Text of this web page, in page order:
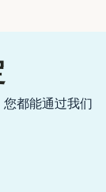
都能通过我们